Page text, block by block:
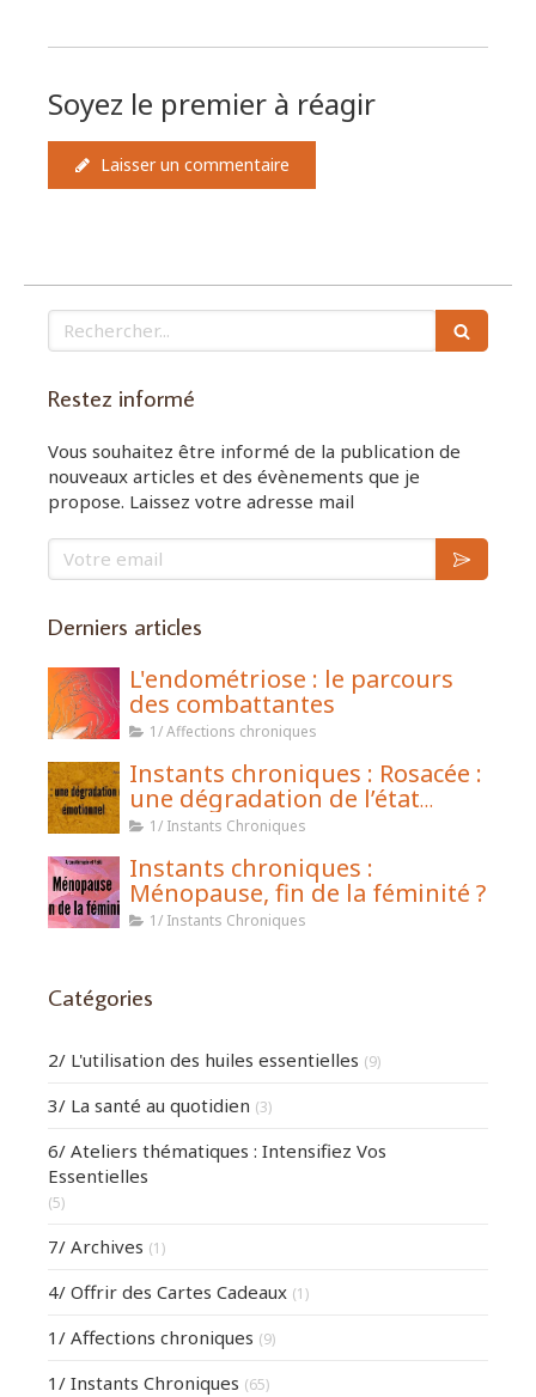
Soyez le premier à réagir
Laisser un commentaire
Rechercher
Restez informé
Vous souhaitez être informé de la publication de
nouveaux articles et des évènements que je
propose. Laissez votre adresse mail
Votre email
Derniers articles
L'endométriose : le parcours
des combattantes
1/ Affections chroniques
Instants chroniques : Rosacée :
une dégradation de l’état
émotionnel
1/ Instants Chroniques
Instants chroniques :
Ménopause, fin de la féminité ?
1/ Instants Chroniques
Catégories
2/ L'utilisation des huiles essentielles (9)
3/ La santé au quotidien (3)
6/ Ateliers thématiques : Intensifiez Vos
Essentielles
(5)
7/ Archives (1)
4/ Offrir des Cartes Cadeaux (1)
1/ Affections chroniques (9)
1/ Instants Chroniques (65)